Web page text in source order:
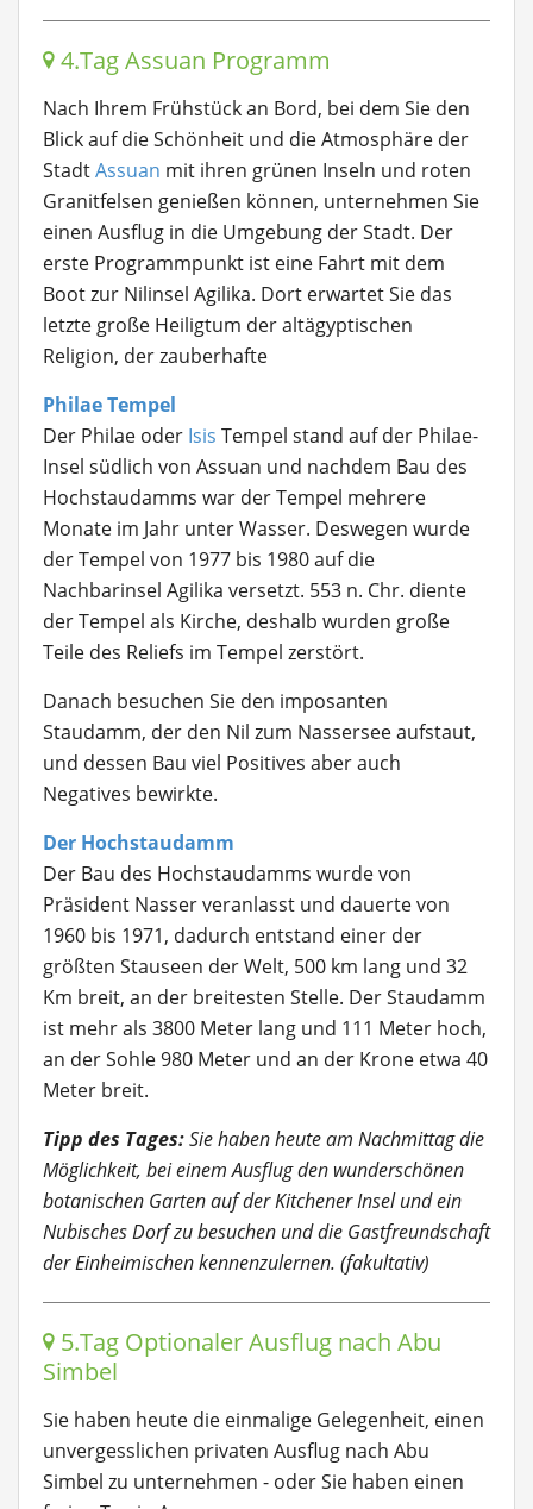
4.Tag Assuan Programm
Nach Ihrem Frühstück an Bord, bei dem Sie den
Blick auf die Schönheit und die Atmosphäre der
StadtAssuan mit ihren grünen Inseln und roten
Granitfelsen genießen können, unternehmen Sie
einen Ausflug in die Umgebung der Stadt. Der
erste Programmpunkt ist eine Fahrt mit dem
Boot zur Nilinsel Agilika. Dort erwartet Sie das
letzte große Heiligtum der altägyptischen
Religion, der zauberhafte
Philae Tempel
Der Philae oder Isis Tempel stand auf der Philae-
Insel südlich von Assuan und nachdem Bau des
Hochstaudamms war der Tempel mehrere
Monate im Jahr unter Wasser. Deswegen wurde
der Tempel von 1977 bis 1980 auf die
Nachbarinsel Agilika versetzt. 553 n. Chr. diente
der Tempel als Kirche, deshalb wurden große
Teile des Reliefs im Tempel zerstört.
Danach besuchen Sie den imposanten
Staudamm, der den Nil zum Nassersee aufstaut,
und dessen Bau viel Positives aber auch
Negatives bewirkte.
Der Hochstaudamm
Der Bau des Hochstaudamms wurde von
Präsident Nasser veranlasst und dauerte von
1960 bis 1971, dadurch entstand einer der
größten Stauseen der Welt, 500 km lang und 32
Km breit, an der breitesten Stelle. Der Staudamm
ist mehr als 3800 Meter lang und 111 Meter hoch,
an der Sohle 980 Meter und an der Krone etwa 40
Meter breit.
Tipp des Tages:Sie haben heute am Nachmittag die
Möglichkeit, bei einem Ausflug den wunderschönen
botanischen Garten auf der Kitchener Insel und ein
Nubisches Dorf zu besuchen und die Gastfreundschaft
der Einheimischen kennenzulernen. (fakultativ)
5.Tag Optionaler Ausflug nach Abu
Simbel
Sie haben heute die einmalige Gelegenheit, einen
unvergesslichen privaten Ausflug nach Abu
Simbel zu unternehmen - oder Sie haben einen